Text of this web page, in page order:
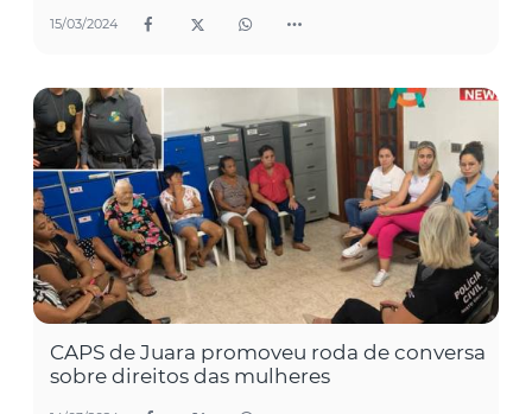
15/03/2024
CAPS de Juara promoveu roda de conversa
sobre direitos das mulheres